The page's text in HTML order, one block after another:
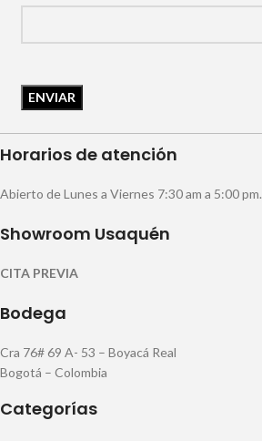
Horarios de atención
Abierto de Lunes a Viernes 7:30 am a 5:00 pm.
Showroom Usaquén
CITA PREVIA
Bodega
Cra 76# 69 A- 53 – Boyacá Real
Bogotá – Colombia
Categorías